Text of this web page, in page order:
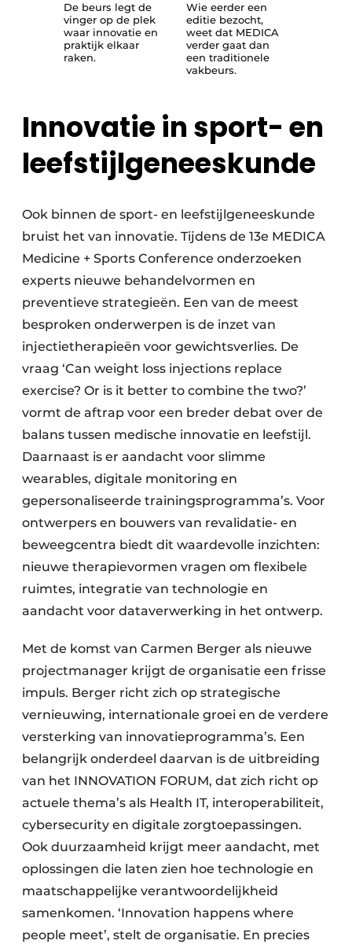
De beurs legt de
vinger op de plek
waar innovatie en
praktijk elkaar
raken.
Wie eerder een
editie bezocht,
weet dat MEDICA
verder gaat dan
een traditionele
vakbeurs.
Innovatie in sport- en
leefstijlgeneeskunde
Ook binnen de sport- en leefstijlgeneeskunde
bruist het van innovatie. Tijdens de 13e MEDICA
Medicine + Sports Conference onderzoeken
experts nieuwe behandelvormen en
preventieve strategieën. Een van de meest
besproken onderwerpen is de inzet van
injectietherapieën voor gewichtsverlies. De
vraag ‘Can weight loss injections replace
exercise? Or is it better to combine the two?’
vormt de aftrap voor een breder debat over de
balans tussen medische innovatie en leefstijl.
Daarnaast is er aandacht voor slimme
wearables, digitale monitoring en
gepersonaliseerde trainingsprogramma’s. Voor
ontwerpers en bouwers van revalidatie- en
beweegcentra biedt dit waardevolle inzichten:
nieuwe therapievormen vragen om flexibele
ruimtes, integratie van technologie en
aandacht voor dataverwerking in het ontwerp.
Met de komst van Carmen Berger als nieuwe
projectmanager krijgt de organisatie een frisse
impuls. Berger richt zich op strategische
vernieuwing, internationale groei en de verdere
versterking van innovatieprogramma’s. Een
belangrijk onderdeel daarvan is de uitbreiding
van het INNOVATION FORUM, dat zich richt op
actuele thema’s als Health IT, interoperabiliteit,
cybersecurity en digitale zorgtoepassingen.
Ook duurzaamheid krijgt meer aandacht, met
oplossingen die laten zien hoe technologie en
maatschappelijke verantwoordelijkheid
samenkomen. ‘Innovation happens where
people meet’, stelt de organisatie. En precies